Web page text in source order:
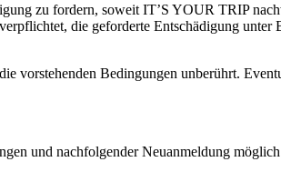
zu fordern, soweit IT’S YOUR TRIP
die geforderte Entschädigung
vorstehenden Bedingungen unberührt.
und nachfolgender Neuanmeldung